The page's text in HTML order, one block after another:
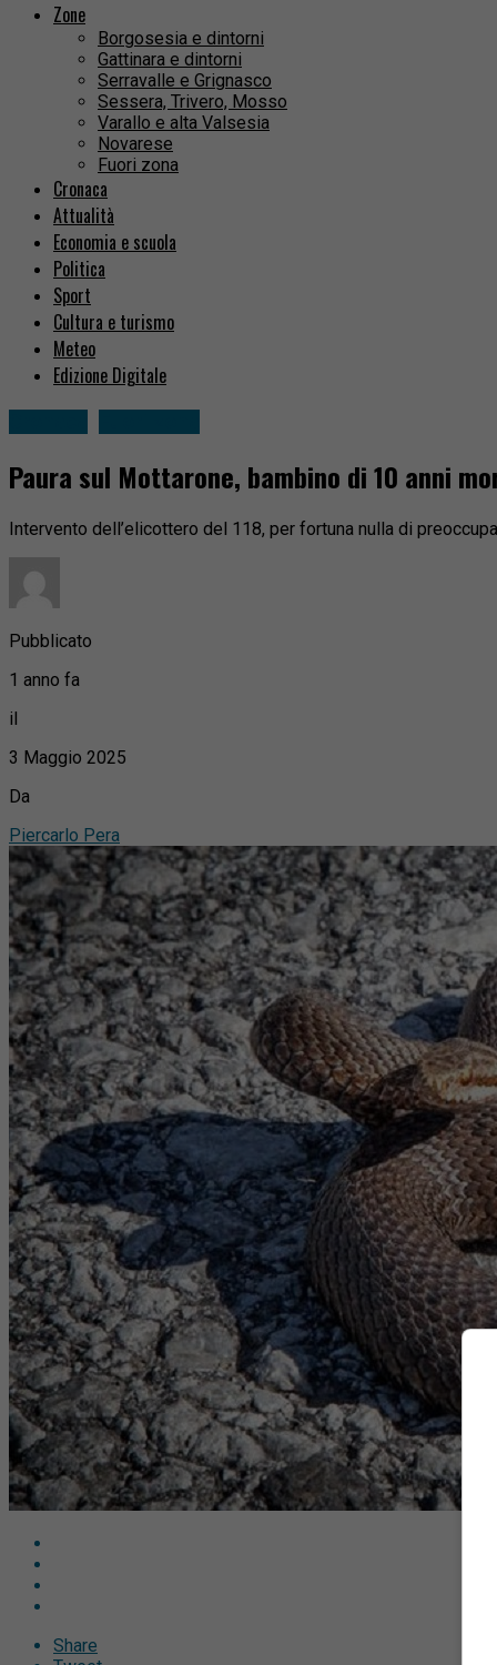
Zone
Borgosesia e dintorni
Gattinara e dintorni
Serravalle e Grignasco
Sessera, Trivero, Mosso
Varallo e alta Valsesia
Novarese
Fuori zona
Cronaca
Attualità
Economia e scuola
Politica
Sport
Cultura e turismo
Meteo
Edizione Digitale
Paura sul Mottarone, bambino di 10 anni
Intervento dell’elicottero del 118, per fortuna nulla di
Pubblicato
1 anno fa
il
3 Maggio 2025
Da
Piercarlo Pera
Share